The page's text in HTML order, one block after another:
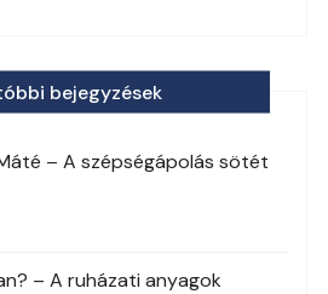
bejegyzések
– A szépségápolás sötét
– A ruházati anyagok